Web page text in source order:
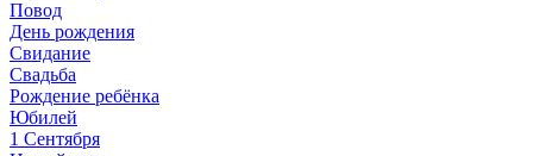
Повод
День рождения
Свидание
Свадьба
Рождение ребёнка
Юбилей
1 Сентября